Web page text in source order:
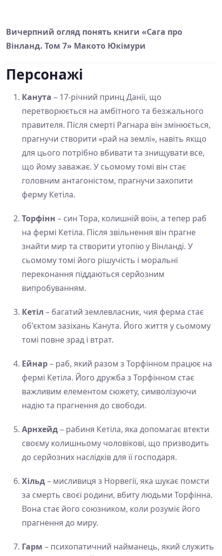
Вичерпний огляд понять книги «Сага про
Вінланд. Том 7» Макото Юкімури
Персонажі
Канута – 17-річний принц Данії, що
перетворюється на амбітного та безжального
правителя. Після смерті Рагнара він змінюється,
прагнучи створити «рай на землі», навіть якщо
для цього потрібно вбивати та знищувати все,
що йому заважає. У сьомому томі він стає
головним антагоністом, прагнучи захопити
ферму Кетіла.
Торфінн – син Тора, колишній воїн, а тепер раб
на фермі Кетіла. Після звільнення він прагне
знайти мир та створити утопію у Вінланді. У
сьомому томі його рішучість і моральні
переконання піддаються серйозним
випробуванням.
Кетіл – багатий землевласник, чия ферма стає
об'єктом зазіхань Канута. Його життя у сьомому
томі повне зрад і втрат.
Ейнар– раб, який разом з Торфінном працює на
фермі Кетіла. Його дружба з Торфінном стає
важливим елементом сюжету, символізуючи
надію та прагнення до свободи.
Арнхейд– рабиня Кетіла, яка допомагає втекти
своєму колишньому чоловікові, що призводить
до серйозних наслідків для її господаря.
Хільд– мисливиця з Норвегії, яка шукає помсти
за смерть своєї родини, вбиту людьми Торфінна.
Вона стає його союзником, коли розуміє його
прагнення до миру.
Гарм – психопатичний найманець, який служить